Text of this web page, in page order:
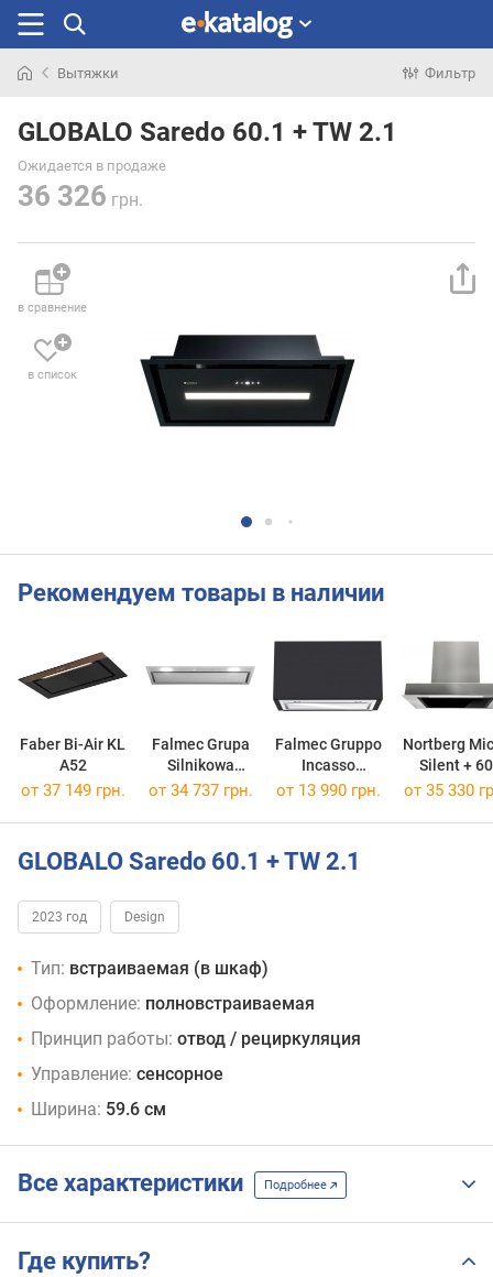
раньше
Вытяжки Фильтр
GLOBALO Saredo 60.1 + TW 2.1
Ожидается в продаже
36 326 грн.
в сравнение
в список
Рекомендуем товары в наличии
Faber Bi-Air KL
A52
Falmec Grupa
Silnikowa
Murano 50/800
Falmec Gruppo
Incasso
Murano 50/800
Nortberg
Silent + 60
от 37 149 грн. от 34 737 грн. от 13 990 грн. от 35 330
GLOBALO Saredo 60.1 + TW 2.1
2023 год Design
Тип: встраиваемая (в шкаф)
Оформление: полновстраиваемая
Принцип работы: отвод / рециркуляция
Управление: сенсорное
Ширина: 59.6 см
Все характеристики Подробнее
Где купить?